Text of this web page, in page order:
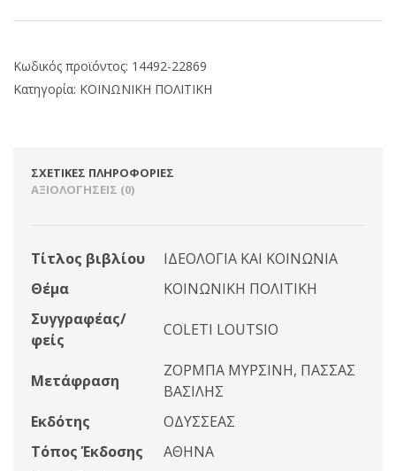
Κωδικός προϊόντος: 14492-22869
Κατηγορία: ΚΟΙΝΩΝΙΚΗ ΠΟΛΙΤΙΚΗ
ΣΧΕΤΙΚΈΣ ΠΛΗΡΟΦΟΡΊΕΣ
ΑΞΙΟΛΟΓΉΣΕΙΣ (0)
Τίτλος βιβλίου
ΙΔΕΟΛΟΓΙΑ ΚΑΙ ΚΟΙΝΩΝΙΑ
Θέμα
ΚΟΙΝΩΝΙΚΗ ΠΟΛΙΤΙΚΗ
Συγγραφέας/
φείς
COLETI LOUTSIO
Μετάφραση
ΖΟΡΜΠΑ ΜΥΡΣΙΝΗ, ΠΑΣΣΑΣ
ΒΑΣΙΛΗΣ
Εκδότης
ΟΔΥΣΣΕΑΣ
Τόπος Έκδοσης
ΑΘΗΝΑ